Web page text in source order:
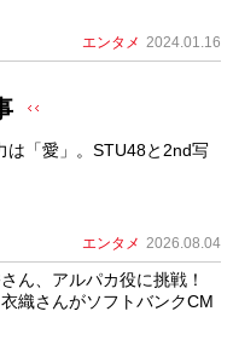
エンタメ 2024.01.16
は「愛」。STU48と2nd写
エンタメ 2026.08.04
ん、アルパカ役に挑戦！
織さんがソフトバンクCM